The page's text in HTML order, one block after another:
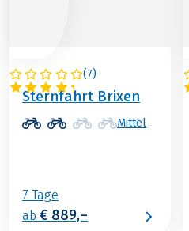
(7)
ITALIEN
Sternfahrt Brixen
Mittel
7 Tage
ab € 889,–